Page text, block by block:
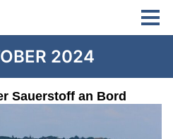
2024
Sauerstoff an Bord